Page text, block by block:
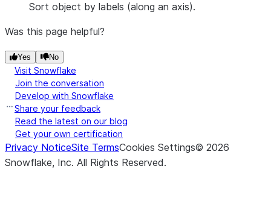
Sort object by labels (along an axis).
Was this page helpful?
Yes No
Visit Snowflake
Join the conversation
Develop with Snowflake
Share your feedback
Read the latest on our blog
Get your own certification
Privacy NoticeSite TermsCookies Settings© 2026
Snowflake, Inc. All Rights Reserved.